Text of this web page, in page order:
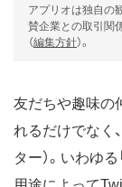
アプリオは独自の
賛企業との取引関
（編集方針）。
友だちや趣味の
れるだけでなく
ター）。いわゆる